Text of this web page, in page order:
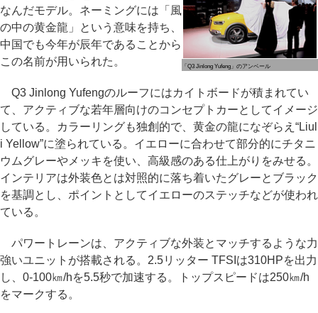
「Q3 Jinlong Yufeng」のアンベール
なんだモデル。ネーミングには「風
の中の黄金龍」という意味を持ち、
中国でも今年が辰年であることから
この名前が用いられた。
Q3 Jinlong Yufengのルーフにはカイトボードが積まれてい
て、アクティブな若年層向けのコンセプトカーとしてイメージ
している。カラーリングも独創的で、黄金の龍になぞらえ“Liul
i Yellow”に塗られている。イエローに合わせて部分的にチタニ
ウムグレーやメッキを使い、高級感のある仕上がりをみせる。
インテリアは外装色とは対照的に落ち着いたグレーとブラック
を基調とし、ポイントとしてイエローのステッチなどが使われ
ている。
パワートレーンは、アクティブな外装とマッチするような力
強いユニットが搭載される。2.5リッター TFSIは310HPを出力
し、0-100㎞/hを5.5秒で加速する。トップスピードは250㎞/h
をマークする。